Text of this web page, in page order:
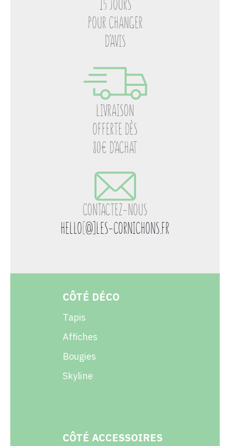
15 JOURS
POUR CHANGER
D’AVIS
LIVRAISON
OFFERTE DÈS
80€ D’ACHAT
CONTACTEZ-NOUS
HELLO[@]LES-CORNICHONS.FR
CÔTÉ DÉCO
Tapis
Affiches
Bougies
Skyline
CÔTÉ ACCESSOIRES